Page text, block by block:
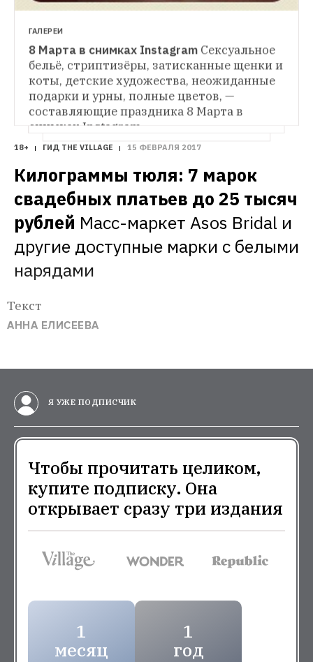
Всё естественно:
за кожей
для тех, кто проспал 8 Марта
очищающие средства, маски и другие
ГАЛЕРЕИ
8 Марта в снимках Instagram Сексуальное
бельё, стриптизёры, затисканные щенки и
коты, детские художества, неожиданные
подарки и урны, полные цветов, —
составляющие праздника 8 Марта в
снимках Instagram
18+ ГИД THE VILLAGE 15 ФЕВРАЛЯ 2017
Килограммы тюля: 7 марок
свадебных платьев до 25 тысяч
рублей Масс-маркет Asos Bridal и
другие доступные марки с белыми
нарядами
Текст
АННА ЕЛИСЕЕВА
Я УЖЕ ПОДПИСЧИК
Чтобы прочитать целиком,
купите подписку. Она
открывает сразу три издания
1
месяц
1
год